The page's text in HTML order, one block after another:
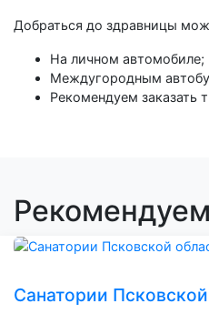
Добраться до здравницы
На личном автомобиле;
Междугородным
Рекомендуем заказать
Санатории